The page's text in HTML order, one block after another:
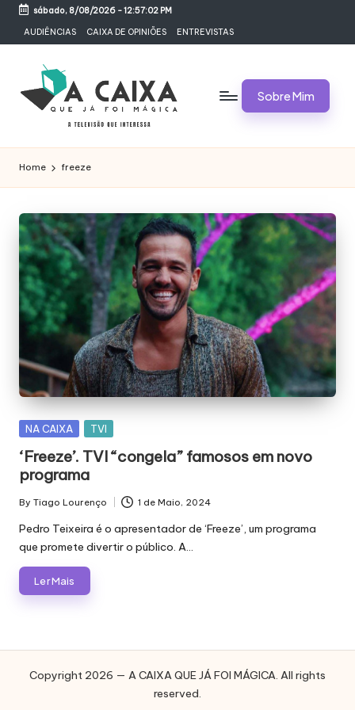
content
sábado, 8/08/2026-12:57:02 PM
AUDIÊNCIAS CAIXA DE OPINIÕES ENTREVISTAS
A
C
A
I
X
A
Q
U
E
J
Á
F
O
I
M
Á
G
A
Programas,
Séries
e
Bastidores
Sobre Mim
Home freeze
Posted
NA CAIXA TVI
‘Freeze’. TVI “congela” famosos em novo
programa
Posted
by
By Tiago Lourenço 1 de Maio, 2024
Pedro Teixeira é o apresentador de ‘Freeze’, um programa
que promete divertir o público. A…
Ler Mais
Copyright 2026 — A CAIXA QUE JÁ FOI MÁGICA. All rights
reserved.